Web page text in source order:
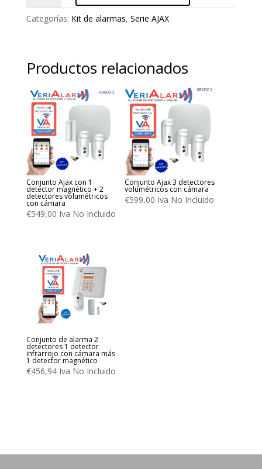
alarma
Ajax
magnético
+
detector
IR
detector
con
cámara
cantidad
Categorías: Kit de alarmas, Serie AJAX
Productos relacionados
Conjunto Ajax con 1
detector magnético + 2
detectores volumétricos
con cámara
€549,00 Iva No Incluido
Conjunto Ajax 3 detectores
volumétricos con cámara
€599,00 Iva No Incluido
Conjunto de alarma 2
detectores 1 detector
infrarrojo con cámara más
1 detector magnético
€456,94 Iva No Incluido